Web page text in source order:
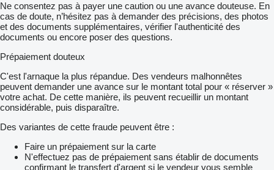
Ne consentez pas à payer une caution ou une avance douteuse. En
cas de doute, n’hésitez pas à demander des précisions, des photos
et des documents supplémentaires, vérifier l'authenticité des
documents ou encore poser des questions.
Prépaiement douteux
C'est l'arnaque la plus répandue. Des vendeurs malhonnêtes
peuvent demander une avance sur le montant total pour « réserver »
votre achat. De cette manière, ils peuvent recueillir un montant
considérable, puis disparaître.
Des variantes de cette fraude peuvent être :
Faire un prépaiement sur la carte
N'effectuez pas de prépaiement sans établir de documents
confirmant le transfert d'argent si le vendeur vous semble